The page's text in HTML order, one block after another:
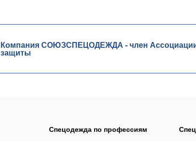
Компания СОЮЗСПЕЦОДЕЖДА - член Ассоциации
защиты
Спецодежда по профессиям